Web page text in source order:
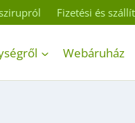
Fizetési és
Webáruház